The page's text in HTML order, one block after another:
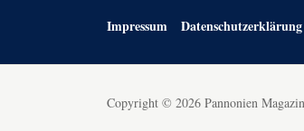
Impressum Datenschutzerklärung
Copyright © 2026 Pannonien